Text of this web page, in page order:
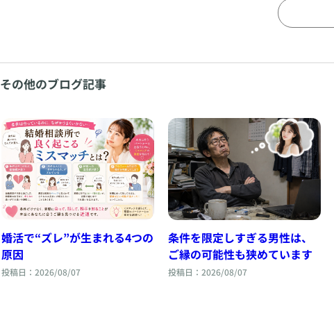
その他のブログ記事
婚活で“ズレ”が生まれる4つの
原因
投稿日：2026/08/07
条件を限定しすぎる男性は、
ご縁の可能性も狭めています
投稿日：2026/08/07